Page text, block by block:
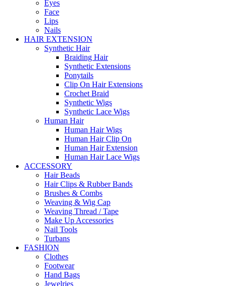
Eyes
Face
Lips
Nails
HAIR EXTENSION
Synthetic Hair
Braiding Hair
Synthetic Extensions
Ponytails
Clip On Hair Extensions
Crochet Braid
Synthetic Wigs
Synthetic Lace Wigs
Human Hair
Human Hair Wigs
Human Hair Clip On
Human Hair Extension
Human Hair Lace Wigs
ACCESSORY
Hair Beads
Hair Clips & Rubber Bands
Brushes & Combs
Weaving & Wig Cap
Weaving Thread / Tape
Make Up Accessories
Nail Tools
Turbans
FASHION
Clothes
Footwear
Hand Bags
Jewelries